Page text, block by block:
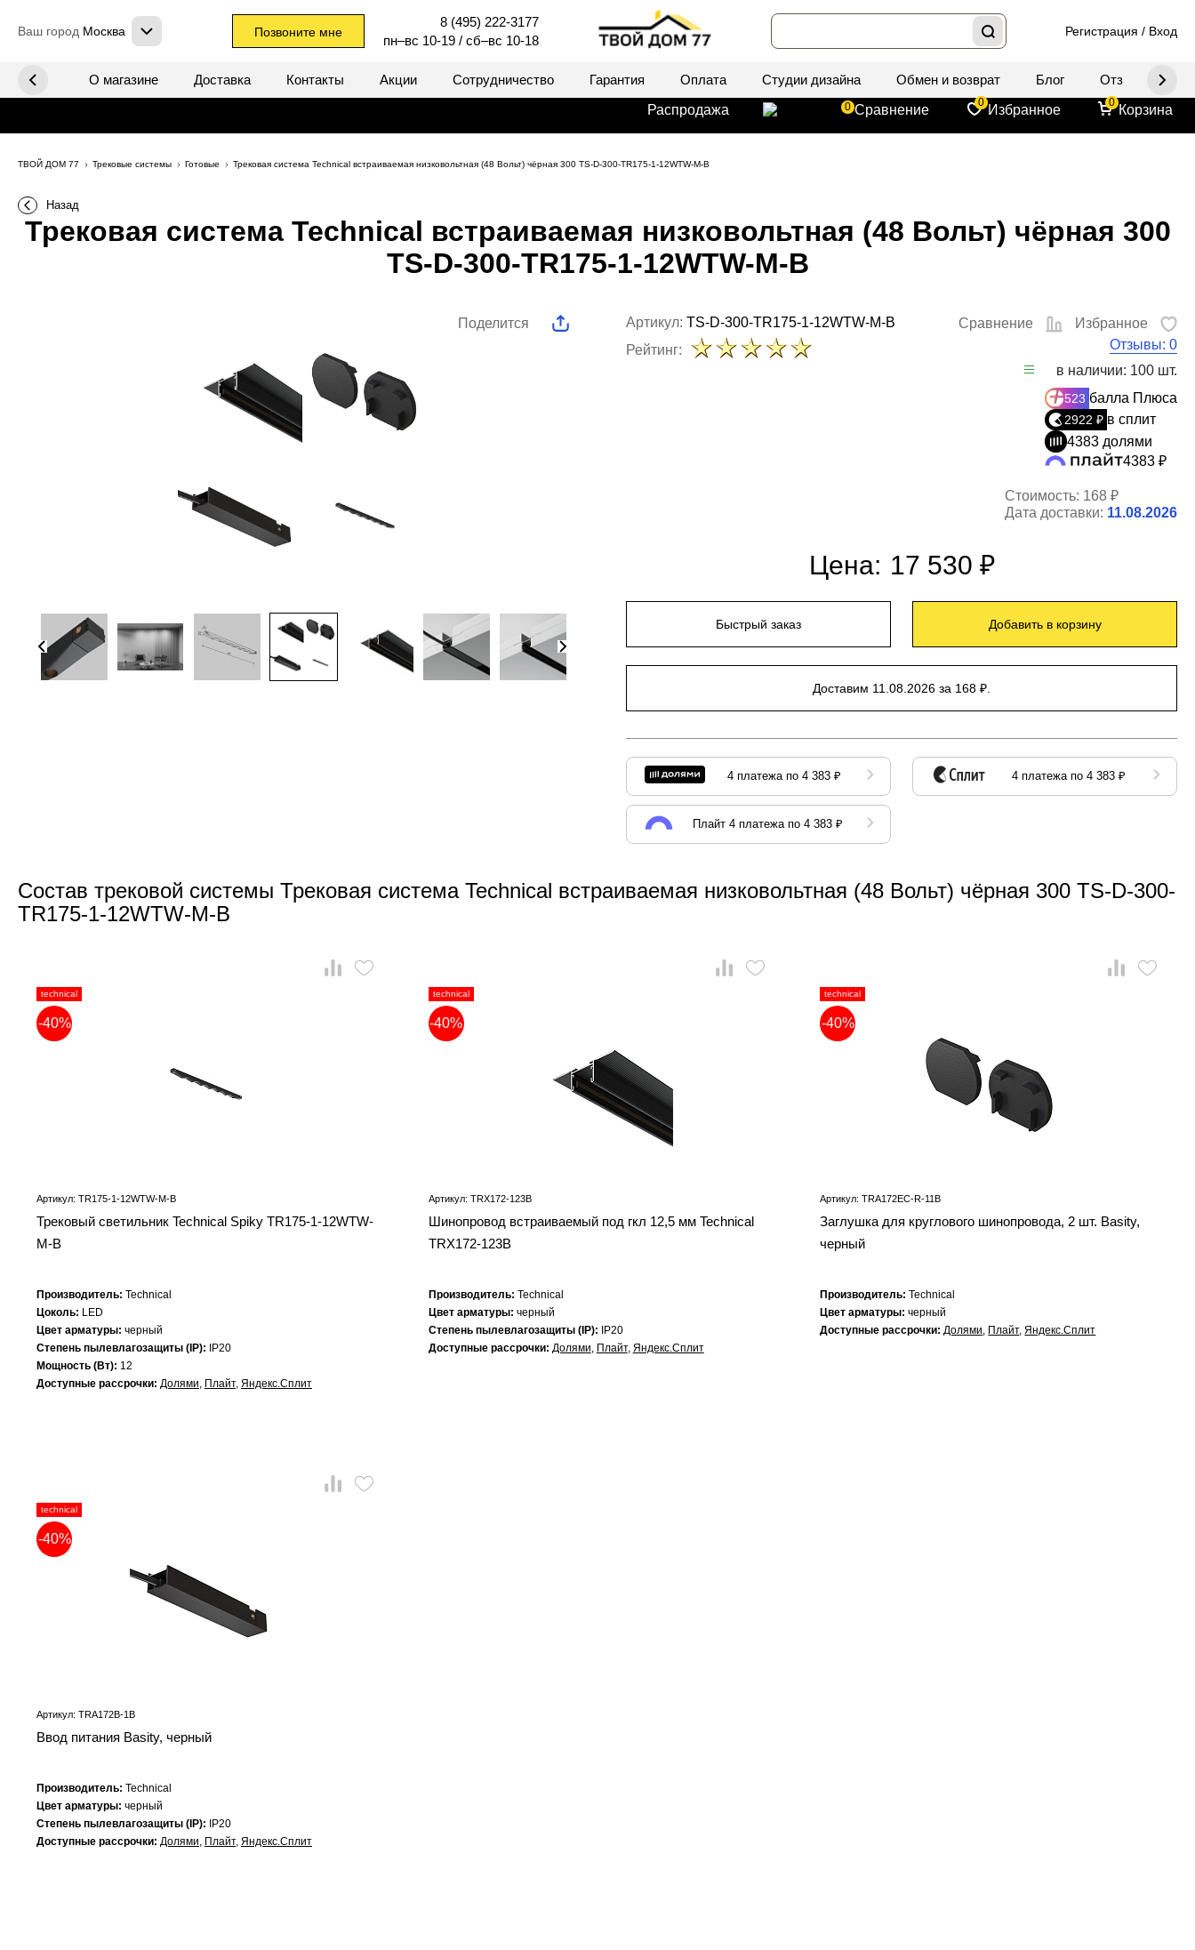
Ваш город Москва Позвоните мне
8 (495) 222-3177
пн–вс 10-19 / сб–вс 10-18
Регистрация / Вход
систем О магазине Доставка Контакты Акции Сотрудничество Гарантия Оплата Студии дизайна Обмен и возврат Блог Отзывы
Распродажа
0 Сравнение 0 Избранное 0 Корзина
ТВОЙ ДОМ 77 Трековые системы Готовые Трековая система Technical встраиваемая низковольтная (48 Вольт) чёрная 300 TS-D-300-TR175-1-12WTW-M-B
Назад
Трековая система Technical встраиваемая низковольтная (48 Вольт) чёрная 300
TS-D-300-TR175-1-12WTW-M-B
Поделится Артикул: TS-D-300-TR175-1-12WTW-M-B Сравнение
Избранное
Рейтинг:
Отзывы: 0
в наличии: 100 шт.
523 балла Плюса
2922 ₽ в сплит
4383 долями
4383 ₽
Стоимость: 168 ₽
Дата доставки: 11.08.2026
Цена: 17 530 ₽
Быстрый заказ Добавить в корзину
Доставим 11.08.2026 за 168 ₽.
4 платежа по 4 383 ₽ 4 платежа по 4 383 ₽
Плайт 4 платежа по 4 383 ₽
Состав трековой системы Трековая система Technical встраиваемая низковольтная (48 Вольт) чёрная 300 TS-D-300-
TR175-1-12WTW-M-B
technical
-40%
Артикул: TR175-1-12WTW-M-B
Трековый светильник Technical Spiky TR175-1-12WTW-
M-B
Производитель: Technical
Цоколь: LED
Цвет арматуры: черный
Степень пылевлагозащиты (IP):
IP20
Мощность (Вт): 12
Доступные рассрочки: Долями, Плайт, Яндекс.Сплит
technical
-40%
Артикул: TRX172-123B
Шинопровод встраиваемый под гкл 12,5 мм Technical
TRX172-123B
Производитель: Technical
Цвет арматуры: черный
Степень пылевлагозащиты (IP):
IP20
Доступные рассрочки: Долями, Плайт, Яндекс.Сплит
technical
-40%
Артикул: TRA172EC-R-11B
Заглушка для круглового шинопровода, 2 шт. Basity,
черный
Производитель:Technical
Цвет арматуры:черный
Доступные рассрочки:Долями, Плайт,Яндекс.Сплит
technical
-40%
Артикул: TRA172B-1B
Ввод питания Basity, черный
Производитель: Technical
Цвет арматуры: черный
Степень пылевлагозащиты (IP):
IP20
Доступные рассрочки: Долями, Плайт, Яндекс.Сплит